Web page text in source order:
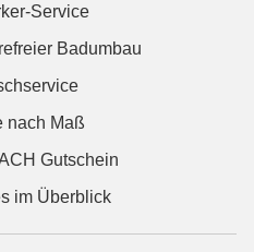
Service
Badumbau
nach Maß
Gutschein
im Überblick